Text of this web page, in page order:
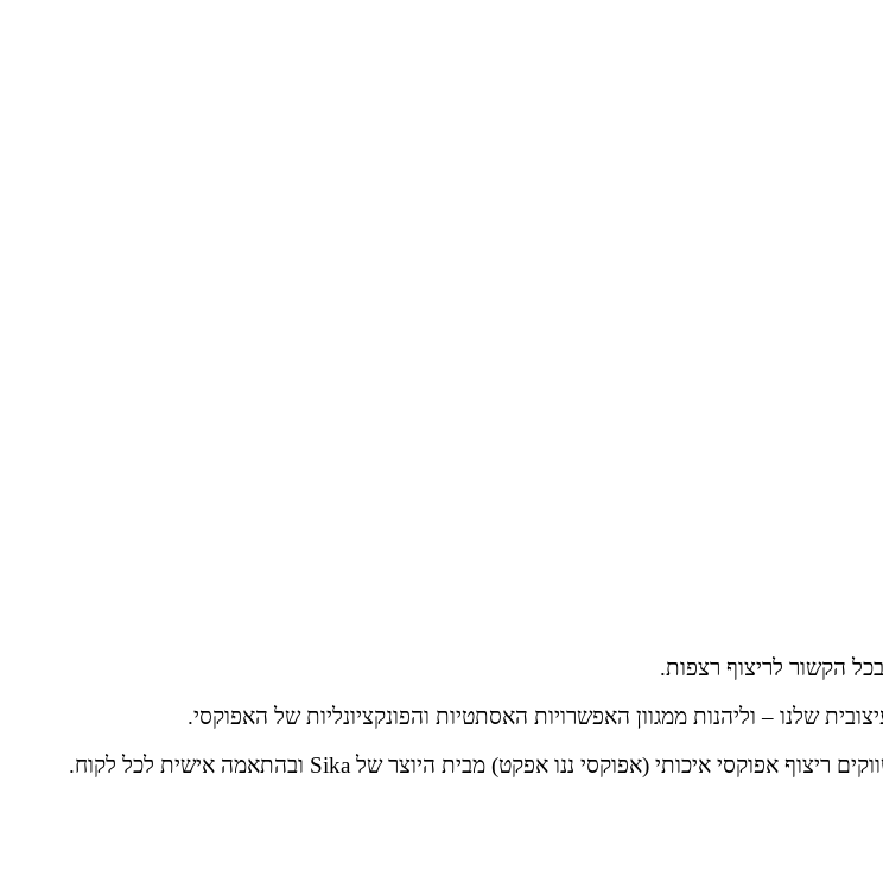
הקשור לריצוף רצפות.
שלנו – וליהנות ממגוון האפשרויות האסתטיות והפונקציונליות של האפוקסי.